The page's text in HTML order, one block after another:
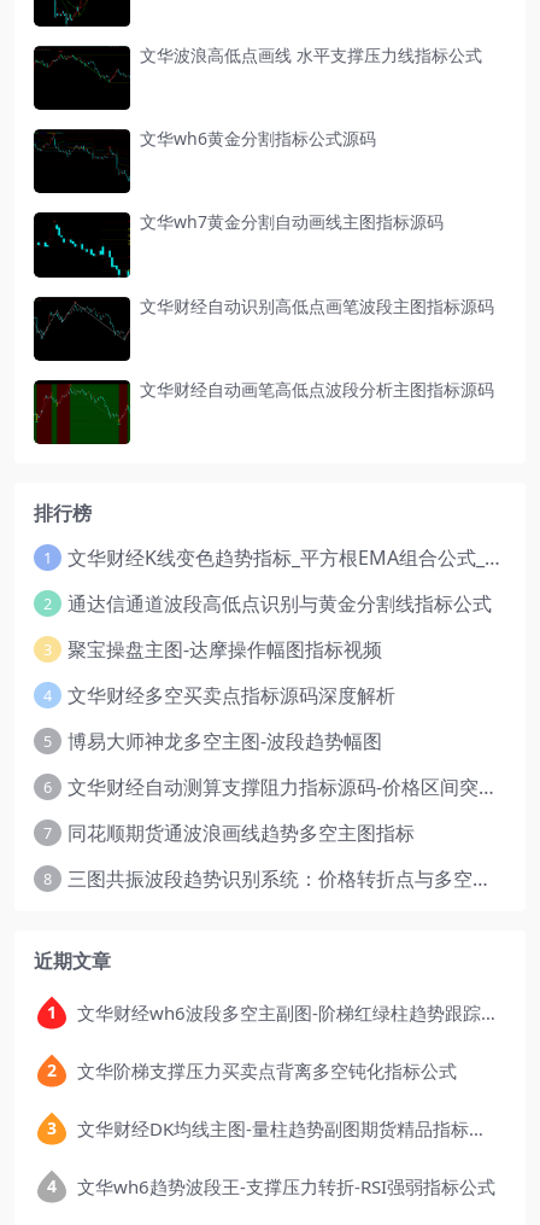
文华波浪高低点画线 水平支撑压力线指标公式
文华wh6黄金分割指标公式源码
文华wh7黄金分割自动画线主图指标源码
文华财经自动识别高低点画笔波段主图指标源码
文华财经自动画笔高低点波段分析主图指标源码
排行榜
1 文华财经K线变色趋势指标_平方根EMA组合公式_红绿波段操盘指标源码
2 通达信通道波段高低点识别与黄金分割线指标公式
3 聚宝操盘主图-达摩操作幅图指标视频
4 文华财经多空买卖点指标源码深度解析
5 博易大师神龙多空主图-波段趋势幅图
6 文华财经自动测算支撑阻力指标源码-价格区间突破多空
7 同花顺期货通波浪画线趋势多空主图指标
8 三图共振波段趋势识别系统：价格转折点与多空动能分析
近期文章
文华财经wh6波段多空主副图-阶梯红绿柱趋势跟踪指标公式
文华阶梯支撑压力买卖点背离多空钝化指标公式
文华财经DK均线主图-量柱趋势副图期货精品指标公式
文华wh6趋势波段王-支撑压力转折-RSI强弱指标公式